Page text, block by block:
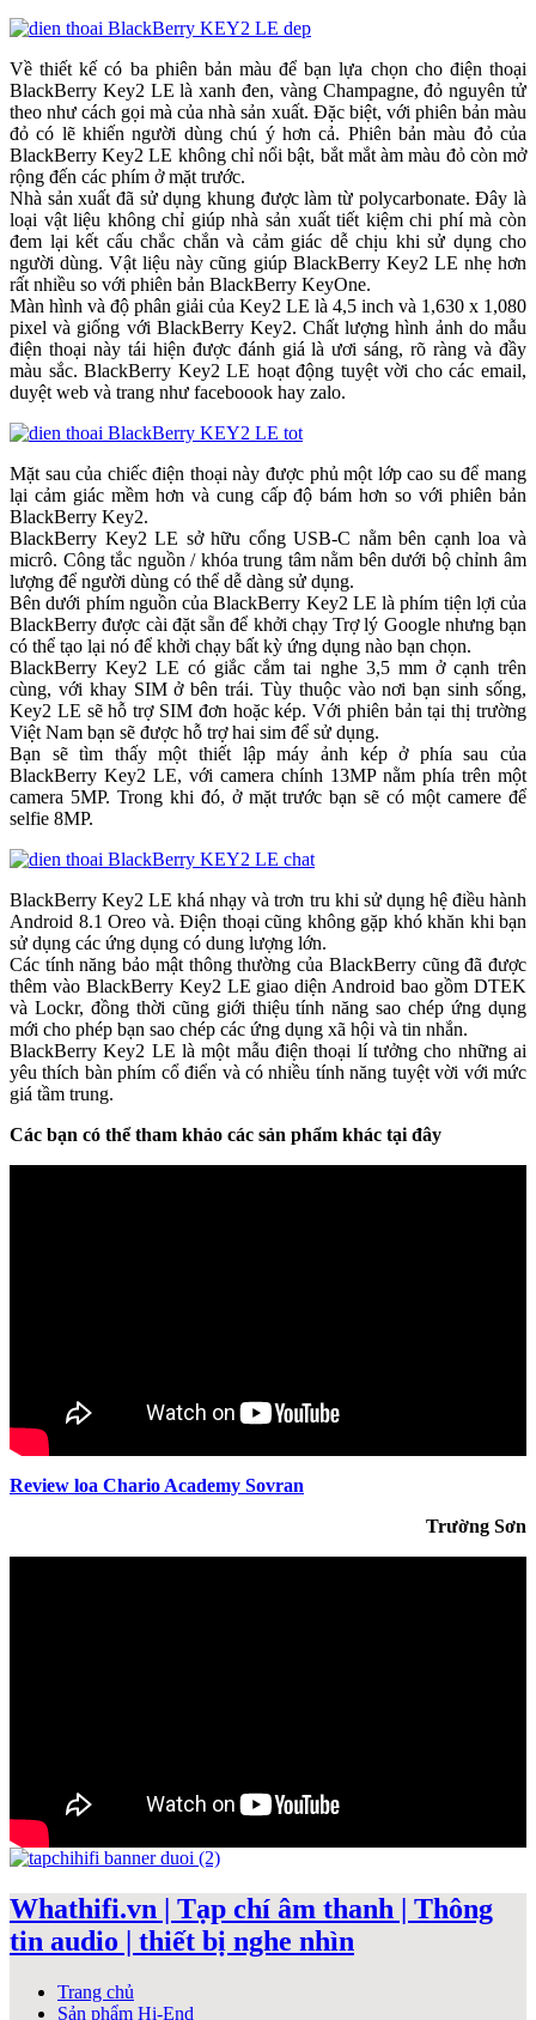
Về thiết kế có ba phiên bản màu để bạn lựa chọn cho điện thoại
BlackBerry Key2 LE là xanh đen, vàng Champagne, đỏ nguyên tử
theo như cách gọi mà của nhà sản xuất. Đặc biệt, với phiên bản màu
đỏ có lẽ khiến người dùng chú ý hơn cả. Phiên bản màu đỏ của
BlackBerry Key2 LE không chỉ nổi bật, bắt mắt àm màu đỏ còn mở
rộng đến các phím ở mặt trước.
Nhà sản xuất đã sử dụng khung được làm từ polycarbonate. Đây là
loại vật liệu không chỉ giúp nhà sản xuất tiết kiệm chi phí mà còn
đem lại kết cấu chắc chắn và cảm giác dễ chịu khi sử dụng cho
người dùng. Vật liệu này cũng giúp BlackBerry Key2 LE nhẹ hơn
rất nhiều so với phiên bản BlackBerry KeyOne.
Màn hình và độ phân giải của Key2 LE là 4,5 inch và 1,630 x 1,080
pixel và giống với BlackBerry Key2. Chất lượng hình ảnh do mẫu
điện thoại này tái hiện được đánh giá là ươi sáng, rõ ràng và đầy
màu sắc. BlackBerry Key2 LE hoạt động tuyệt vời cho các email,
duyệt web và trang như faceboook hay zalo.
Mặt sau của chiếc điện thoại này được phủ một lớp cao su để mang
lại cảm giác mềm hơn và cung cấp độ bám hơn so với phiên bản
BlackBerry Key2.
BlackBerry Key2 LE sở hữu cổng USB-C nằm bên cạnh loa và
micrô. Công tắc nguồn / khóa trung tâm nằm bên dưới bộ chỉnh âm
lượng để người dùng có thể dễ dàng sử dụng.
Bên dưới phím nguồn của BlackBerry Key2 LE là phím tiện lợi của
BlackBerry được cài đặt sẵn để khởi chạy Trợ lý Google nhưng bạn
có thể tạo lại nó để khởi chạy bất kỳ ứng dụng nào bạn chọn.
BlackBerry Key2 LE có giắc cắm tai nghe 3,5 mm ở cạnh trên
cùng, với khay SIM ở bên trái. Tùy thuộc vào nơi bạn sinh sống,
Key2 LE sẽ hỗ trợ SIM đơn hoặc kép. Với phiên bản tại thị trường
Việt Nam bạn sẽ được hỗ trợ hai sim để sử dụng.
Bạn sẽ tìm thấy một thiết lập máy ảnh kép ở phía sau của
BlackBerry Key2 LE, với camera chính 13MP nằm phía trên một
camera 5MP. Trong khi đó, ở mặt trước bạn sẽ có một camere để
selfie 8MP.
BlackBerry Key2 LE khá nhạy và trơn tru khi sử dụng hệ điều hành
Android 8.1 Oreo và. Điện thoại cũng không gặp khó khăn khi bạn
sử dụng các ứng dụng có dung lượng lớn.
Các tính năng bảo mật thông thường của BlackBerry cũng đã được
thêm vào BlackBerry Key2 LE giao diện Android bao gồm DTEK
và Lockr, đồng thời cũng giới thiệu tính năng sao chép ứng dụng
mới cho phép bạn sao chép các ứng dụng xã hội và tin nhắn.
BlackBerry Key2 LE là một mẫu điện thoại lí tưởng cho những ai
yêu thích bàn phím cổ điển và có nhiều tính năng tuyệt vời với mức
giá tầm trung.
Các bạn có thể tham khảo các sản phẩm khác tại đây
Review loa Chario Academy Sovran
Trường Sơn
Whathifi.vn | Tạp chí âm thanh | Thông
tin audio | thiết bị nghe nhìn
Trang chủ
Sản phẩm Hi-End